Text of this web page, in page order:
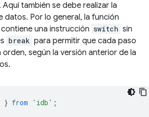
también se debe realizar la
datos. Por lo general, la función
contiene una instrucción switch sin
break para permitir que cada paso
orden, según la versión anterior de la
} from 'idb' ;